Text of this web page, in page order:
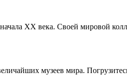
XX века. Своей мировой
музеев мира.